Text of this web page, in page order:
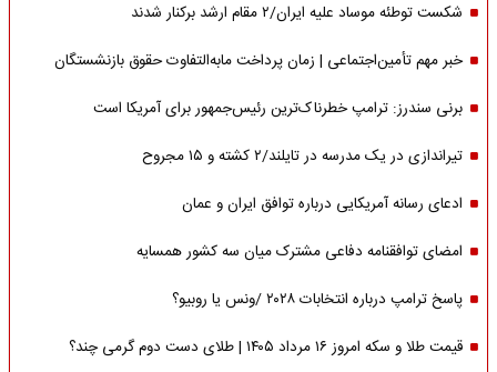
شکست توطئه موساد علیه ایران/۲ مقام‌ ارشد برکنار شدند
خبر مهم تأمین‌اجتماعی | زمان پرداخت مابه‌التفاوت حقوق بازنشستگان
برنی سندرز: ترامپ خطرناک‌ترین رئیس‌جمهور برای آمریکا است
تیراندازی در یک مدرسه در تایلند/۲ کشته و ۱۵ مجروح
ادعای رسانه آمریکایی درباره توافق ایران و عمان
امضای توافقنامه دفاعی مشترک میان سه کشور همسایه
پاسخ ترامپ درباره انتخابات ۲۰۲۸ /ونس یا روبیو؟
قیمت طلا و سکه امروز ۱۶ مرداد ۱۴۰۵ | طلای دست دوم گرمی چند؟